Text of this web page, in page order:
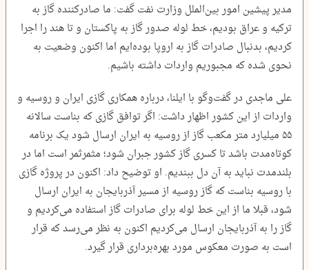
مدیر پیشین امور بین‌الملل وزارت نفت گفت: ما صادرکننده گاز به
ترکیه و عراق بودیم، خط لوله صدور گاز به پاکستان و تا هند را اجرا
کردیم، بدنبال صادرات گاز به اروپا بوده‌ایم اما اکنون وضعیت به
نحوی شده که مجبوریم واردات داشته باشیم.
علی ماجدی در گفت‌وگو با ایلنا، درباره همکاری گازی ایران و روسیه و
واردات از این کشور اظهار داشت: اگر توافق گازی که بناست سالانه
۵۵ میلیارد متر مکعب گاز از روسیه به ایران ارسال شود یک برنامه
کوتاه‌مدت باشد تا کسری گاز کشور جبران شود؛ مثمرثمر است اما در
بلندمدت نباید به آن دل ببندیم. او توضیح داد: اکنون در پروژه گازی
با روسیه بناست که گاز روسیه از مسیر آذربایجان به ایران ارسال
شود، قبلا ما از این خط لوله برای صادرات گاز استفاده می‌کردیم و
گاز را به آذربایجان ارسال می‌کردیم اکنون به نظر می‌رسد که قرار
است به صورت معکوس مورد بهره‌برداری قرار گیرد.